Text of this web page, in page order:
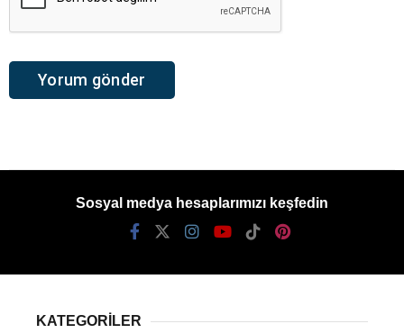
Sosyal medya hesaplarımızı keşfedin
KATEGORİLER